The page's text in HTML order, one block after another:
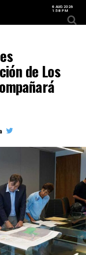
6 AUG 2026
1:58 PM
de Los